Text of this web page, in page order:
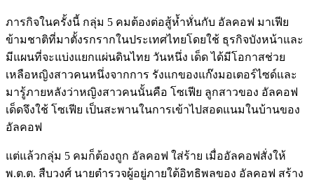
ภารกิจในครั้งนี้ กลุ่ม 5 คมต้องต่อสู้ห้ำหั่นกับ อัลคอฟ มาเฟีย
ข้ามชาติที่มาตั้งรกรากในประเทศไทยโดยใช้ ธุรกิจบังหน้าและ
มีแผนที่จะแบ่งแยกแผ่นดินไทย วันหนึ่ง เด็ด ได้มีโอกาสช่วย
เหลือหญิงสาวคนหนึ่งจากการ รังแกของแก๊งมอเตอร์ไซด์และ
มารู้ภายหลังว่าหญิงสาวคนนั้นคือ โซเฟีย ลูกสาวของ อัลคอฟ
เด็ดจึงใช้ โซเฟีย เป็นสะพานในการเข้าไปสอดแนมในบ้านของ
อัลคอฟ
แต่แล้วกลุ่ม 5 คมก็ต้องถูก อัลคอฟ ใส่ร้าย เมื่ออัลคอฟสั่งให้
พ.ต.ต. สืบวงศ์ นายตำรวจผู้อยู่ภายใต้อิทธิพลของ อัลคอฟ สร้าง